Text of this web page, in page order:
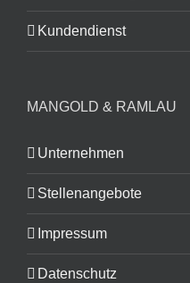
Kundendienst
MANGOLD & RAMLAU
Unternehmen
Stellenangebote
Impressum
Datenschutz